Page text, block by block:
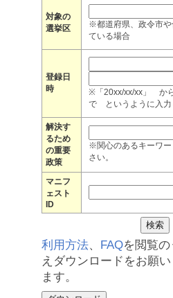
対象の
選挙区
※都道府県、政令市
ている場合
登録日
時
※「20xx/xx/xx」 か
で というように入力
解決す
るため
の重要
政策
※関心のあるキーワ
さい。
マニフ
ェスト
ID
利用方法、 FAQを閲覧の
えダウンロードをお願い
ます。